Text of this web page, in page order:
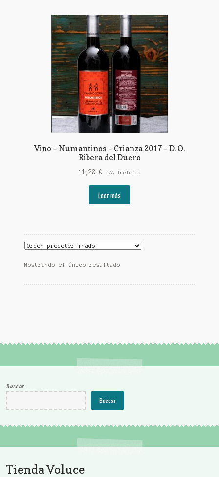
Vino – Numantinos – Crianza 2017 – D. O.
Ribera del Duero
11,20 € IVA Incluido
Leer más
Mostrando el único resultado
Buscar
Buscar
Tienda Voluce